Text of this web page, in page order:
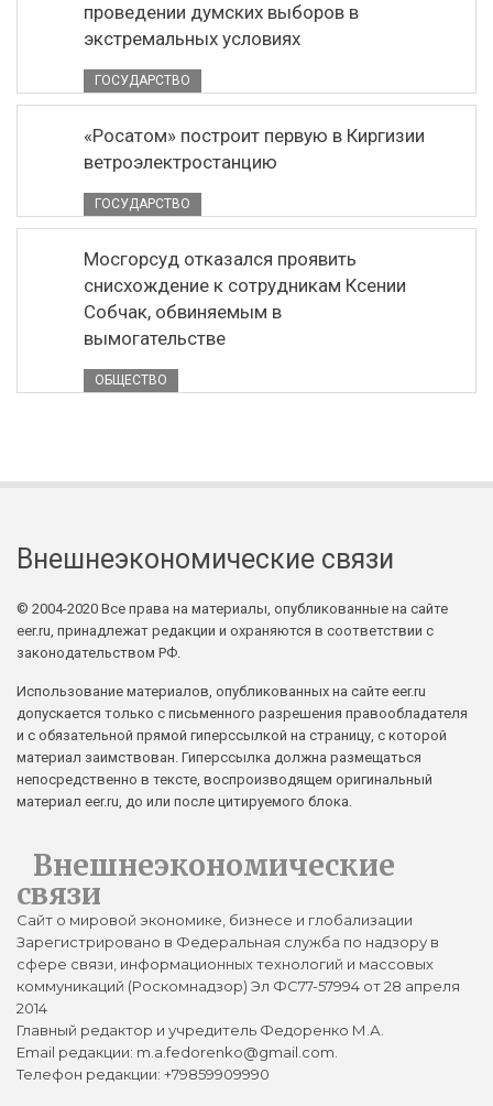
проведении думских выборов в
экстремальных условиях
ГОСУДАРСТВО
«Росатом» построит первую в Киргизии
ветроэлектростанцию
ГОСУДАРСТВО
Мосгорсуд отказался проявить
снисхождение к сотрудникам Ксении
Собчак, обвиняемым в
вымогательстве
ОБЩЕСТВО
Внешнеэкономические связи
© 2004-2020 Все права на материалы, опубликованные на сайте
eer.ru, принадлежат редакции и охраняются в соответствии с
законодательством РФ.
Использование материалов, опубликованных на сайте eer.ru
допускается только с письменного разрешения правообладателя
и с обязательной прямой гиперссылкой на страницу, с которой
материал заимствован. Гиперссылка должна размещаться
непосредственно в тексте, воспроизводящем оригинальный
материал eer.ru, до или после цитируемого блока.
Внешнеэкономические
связи
Сайт о мировой экономике, бизнесе и глобализации
Зарегистрировано в Федеральная служба по надзору в
сфере связи, информационных технологий и массовых
коммуникаций (Роскомнадзор) Эл ФС77-57994 от 28 апреля
2014
Главный редактор и учредитель Федоренко М.А.
Email редакции: m.a.fedorenko@gmail.com.
Телефон редакции: +79859909990